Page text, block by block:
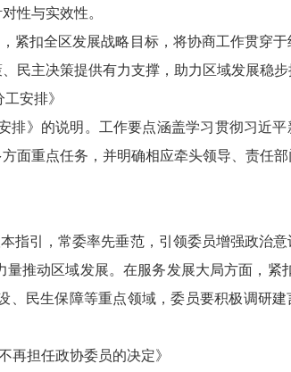
性与实效性。
紧扣全区发展战略目标，将协商工作贯穿
民主决策提供有力支撑，助力区域发展稳步
安排》
排》的说明。工作要点涵盖学习贯彻习近
面重点任务，并明确相应牵头领导、责任
指引，常委率先垂范，引领委员增强政治
推动区域发展。在服务发展大局方面，紧
民生保障等重点领域，委员要积极调研
再担任政协委员的决定》